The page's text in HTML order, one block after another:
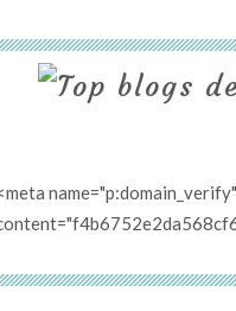
name="p:domain_verify"